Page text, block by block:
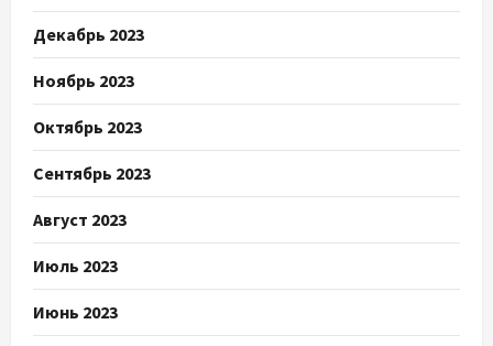
Декабрь 2023
Ноябрь 2023
Октябрь 2023
Сентябрь 2023
Август 2023
Июль 2023
Июнь 2023